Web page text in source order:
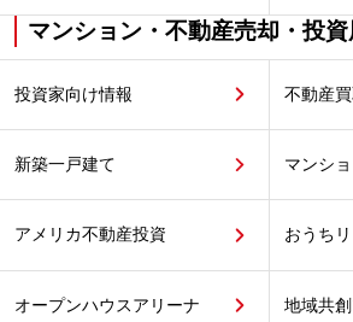
マンション・不動産売却・投
投資家向け情報 不動産買
新築一戸建て マンシ
アメリカ不動産投資 おうち
オープンハウスアリーナ 地域共